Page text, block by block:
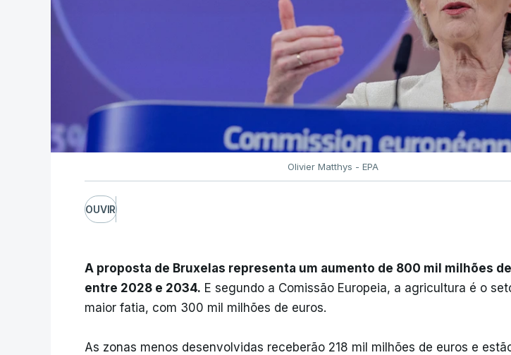
Olivier Matthys - EPA
OUVIR
A proposta de Bruxelas representa um aumento de 800 mil milhões
entre 2028 e 2034. E segundo a Comissão Europeia, a agricultura é o
maior fatia, com 300 mil milhões de euros.
As zonas menos desenvolvidas receberão 218 mil milhões de euros e